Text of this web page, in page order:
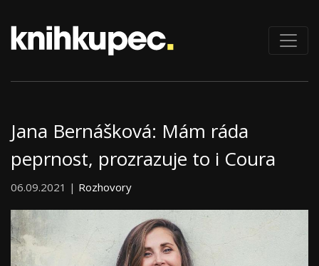
Jana Bernášková: Mám ráda
peprnost, prozrazuje to i Coura
06.09.2021 | Rozhovory